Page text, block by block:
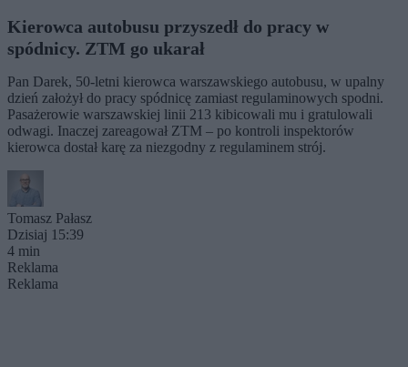
Kierowca autobusu przyszedł do pracy w
spódnicy. ZTM go ukarał
Pan Darek, 50-letni kierowca warszawskiego autobusu, w upalny
dzień założył do pracy spódnicę zamiast regulaminowych spodni.
Pasażerowie warszawskiej linii 213 kibicowali mu i gratulowali
odwagi. Inaczej zareagował ZTM – po kontroli inspektorów
kierowca dostał karę za niezgodny z regulaminem strój.
Tomasz Pałasz
Dzisiaj 15:39
4 min
Reklama
Reklama